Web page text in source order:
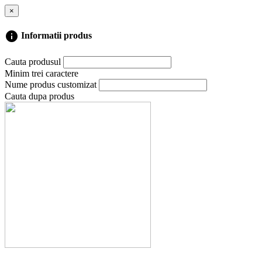
×
info Informatii produs
Cauta produsul
Minim trei caractere
Nume produs customizat
Cauta dupa produs